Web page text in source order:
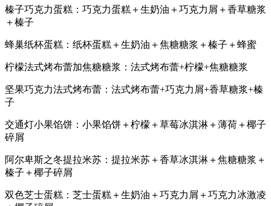
榛子巧克力蛋糕：巧克力蛋糕＋生奶油＋巧克力屑＋香草糖浆
＋榛子
蜂巢纸杯蛋糕：纸杯蛋糕＋生奶油＋焦糖糖浆＋榛子＋蜂蜜
柠檬法式烤布蕾加焦糖糖浆：法式烤布蕾+柠檬+焦糖糖浆
坚果巧克力法式烤布蕾：法式烤布蕾+巧克力屑+香草糖浆+榛
子
交通灯小果馅饼：小果馅饼＋柠檬＋草莓冰淇淋＋薄荷＋椰子
碎屑
阿尔卑斯之冬提拉米苏：提拉米苏＋香草冰淇淋＋焦糖糖浆＋
榛子＋椰子碎屑
双色芝士蛋糕：芝士蛋糕＋生奶油＋巧克力屑＋巧克力冰激凌